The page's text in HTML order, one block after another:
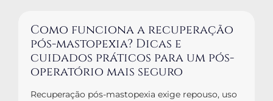
Como funciona a recuperação
pós-mastopexia? Dicas e
cuidados práticos para um pós-
operatório mais seguro
Recuperação pós-mastopexia exige repouso, uso